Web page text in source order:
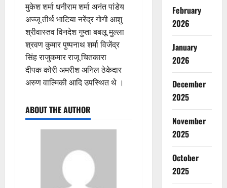
मुकेश शर्मा धनीराम शर्मा अनंत पांडेय
अज्जू तीर्थ भाटिया नरेंद्र गोगी आशु
श्रीवास्तव विनदेश गुप्ता बबलू मुल्ला
श्रवण कुमार पुष्पनाथ शर्मा विजेंद्र
सिंह राजुकमार राजू चितकारा
दीपक कोरी अमरीश अनिल ठेकेदार
अरुण वाल्मिकी आदि उपस्थित थे ।
ABOUT THE AUTHOR
February
2026
January
2026
December
2025
November
2025
October
2025